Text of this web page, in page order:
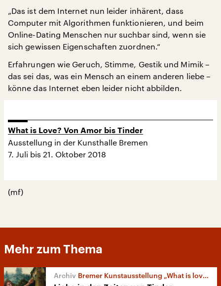
„Das ist dem Internet nun leider inhärent, dass
Computer mit Algorithmen funktionieren, und beim
Online-Dating Menschen nur suchbar sind, wenn sie
sich gewissen Eigenschaften zuordnen.“
Erfahrungen wie Geruch, Stimme, Gestik und Mimik –
das sei das, was ein Mensch an einem anderen liebe –
könne das Internet eben leider nicht abbilden.
What is Love? Von Amor bis Tinder
Ausstellung in der Kunsthalle Bremen
7. Juli bis 21. Oktober 2018
(mf)
Mehr zum Thema
Bremer Kunstausstellung „What is love?“